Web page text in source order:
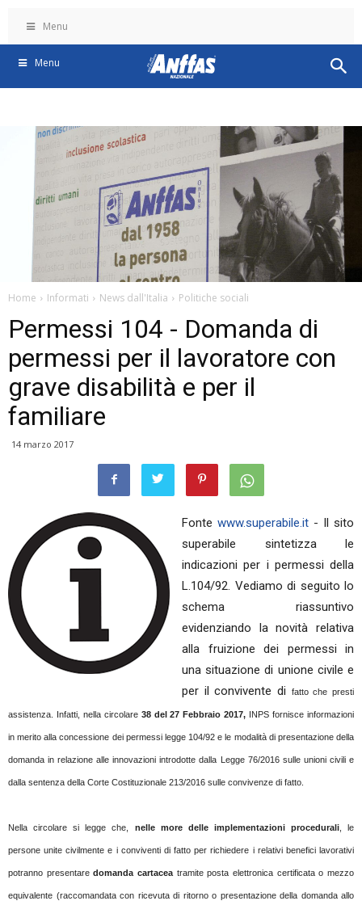
Menu
Menu
Home Informati News dall'Italia Politiche sociali
Permessi 104 - Domanda di
permessi per il lavoratore con
grave disabilità e per il
familiare
14 marzo 2017
Fonte www.superabile.it - Il sito
superabile sintetizza le
indicazioni per i permessi della
L.104/92. Vediamo di seguito lo
schema riassuntivo
evidenziando la novità relativa
alla fruizione dei permessi in
una situazione di unione civile e
per il convivente di
fatto che presti
assistenza. Infatti, nella circolare 38 del 27 Febbraio 2017, INPS fornisce informazioni
in merito alla concessione dei permessi legge 104/92 e le modalità di presentazione della
domanda in relazione alle innovazioni introdotte dalla Legge 76/2016 sulle unioni civili e
dalla sentenza della Corte Costituzionale 213/2016 sulle convivenze di fatto.
Nella circolare si legge che, nelle more delle implementazioni procedurali, le
persone unite civilmente e i conviventi di fatto per richiedere i relativi benefici lavorativi
potranno presentaredomanda cartacea tramite posta elettronica certificata o mezzo
equivalente (raccomandata con ricevuta di ritorno o presentazione della domanda allo